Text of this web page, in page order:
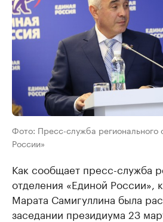
Фото: Пресс-служба регионального
России»
Как сообщает пресс-служба
отделения «Единой России»,
Марата Самигуллина была
заседании президиума 23